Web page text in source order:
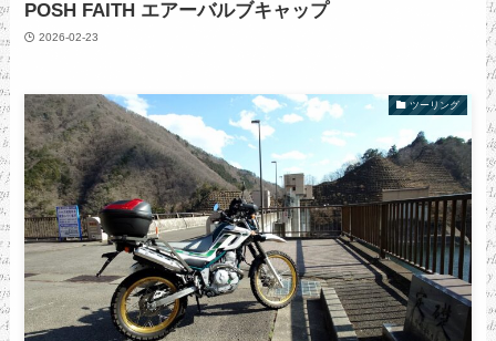
POSH FAITH エアーバルブキャップ
2026-02-23
ツーリング